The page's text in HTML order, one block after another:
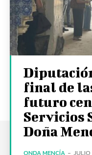
final de
futuro
Servicios
Doña
ONDA MENCÍA -